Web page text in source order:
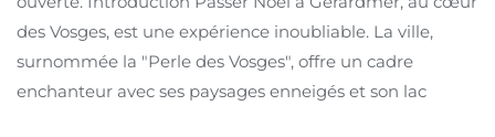
des Vosges, est une expérience inoubliable. La ville,
surnommée la "Perle des Vosges", offre un cadre
enchanteur avec ses paysages enneigés et son lac